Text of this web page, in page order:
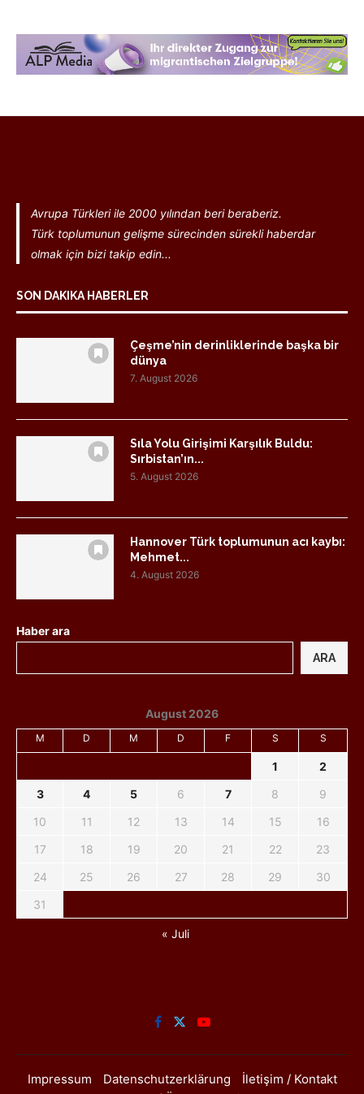
Avrupa Türkleri ile 2000 yılından beri beraberiz.
Türk toplumunun gelişme sürecinden sürekli haberdar
olmak için bizi takip edin...
SON DAKIKA HABERLER
Çeşme’nin derinliklerinde başka bir
dünya
7. August 2026
Sıla Yolu Girişimi Karşılık Buldu:
Sırbistan’ın...
5. August 2026
Hannover Türk toplumunun acı kaybı:
Mehmet...
4. August 2026
Haber ara
ARA
August 2026
M D M D F S S
1
2
3
4 5 6 7 8
9
10
11 12 13 14 15
16
17
18 19 20 21 22
23
24
25 26 27 28 29
30
31
« Juli
Impressum Datenschutzerklärung
İletişim / Kontakt